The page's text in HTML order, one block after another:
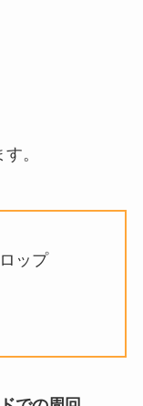
。
ップ